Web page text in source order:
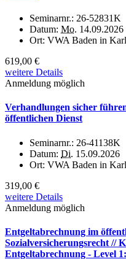
Seminarnr.: 26-52831K
Datum: Mo. 14.09.2026
Ort: VWA Baden in
619,00 €
weitere Details
Anmeldung möglich
Verhandlungen sicher
öffentlichen Dienst
Seminarnr.: 26-41138K
Datum: Di. 15.09.2026
Ort: VWA Baden in
319,00 €
weitere Details
Anmeldung möglich
Entgeltabrechnung im
Sozialversicherungsrecht //
Entgeltabrechnung - Level